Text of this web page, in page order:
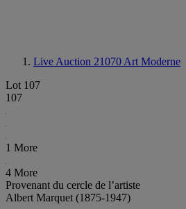
Live Auction 21070 Art Moderne
Lot 107
107
1 More
4 More
Provenant du cercle de l’artiste
Albert Marquet (1875-1947)